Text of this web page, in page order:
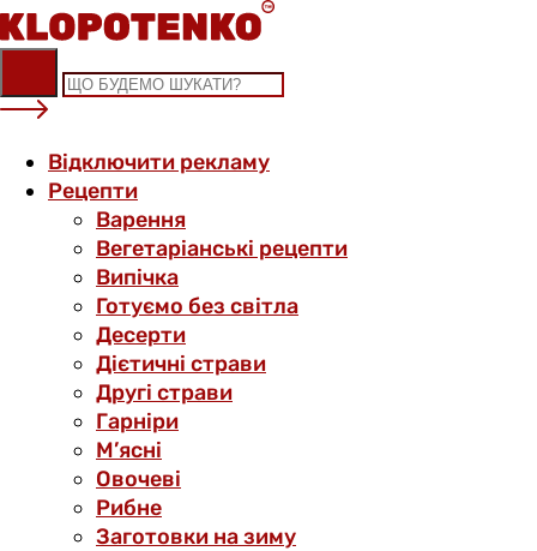
Skip
to
content
Відключити рекламу
Рецепти
Варення
Вегетаріанські рецепти
Випічка
Готуємо без світла
Десерти
Дієтичні страви
Другі страви
Гарніри
М’ясні
Овочеві
Рибне
Заготовки на зиму